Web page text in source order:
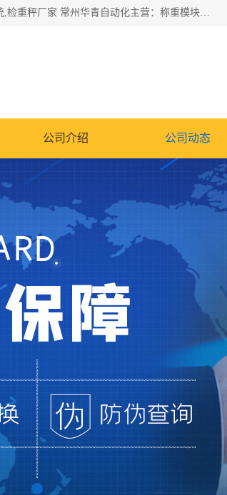
企业环保门禁电子台账系统，称重模块，配料称重系统,称重模块厂家,地磅称重系统,检重秤厂家 常州华青自动化主营：称重模块、无人值守称重系统、配料称重系统、地磅称重系统、检重秤、托利多称重模块等产品。各种称重软件，移动源环保门禁电子台账系统软件。 常州华青自动化系统有限公司7*24的电话支持服务、项目现场开发服务、新功能定制研发服务，产品培训、远程维护，现场安装调试工程等。
公司介绍 公司动态